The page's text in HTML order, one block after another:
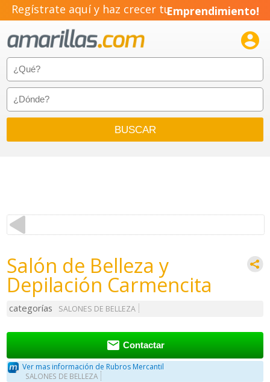
Regístrate aquí y haz crecer tuEmprendimiento!

Salón de Belleza y
Depilación Carmencita
categorías SALONES DE BELLEZA
 Contactar
Ver mas información de Rubros Mercantil
SALONES DE BELLEZA